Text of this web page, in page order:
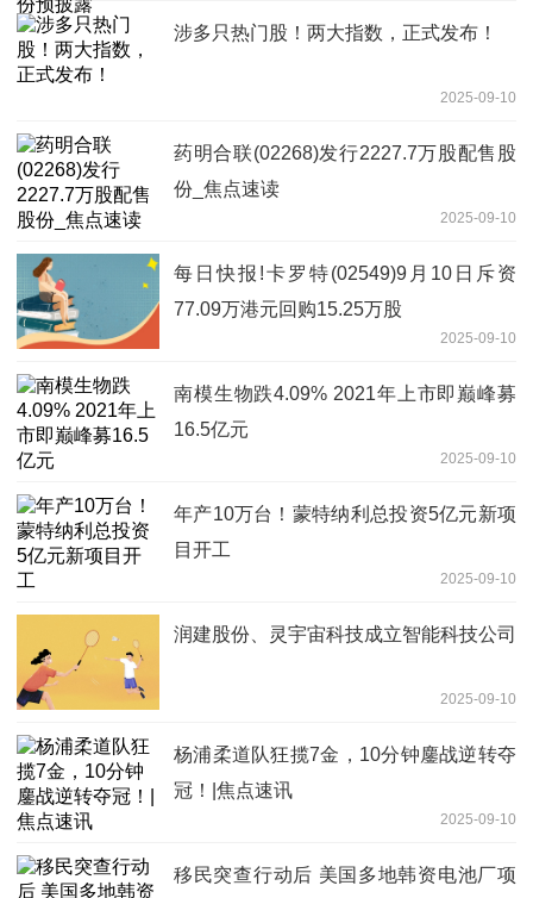
涉多只热门股！两大指数，正式发布！
2025-09-10
药明合联(02268)发行2227.7万股配售股
份_焦点速读
2025-09-10
每日快报!卡罗特(02549)9月10日斥资
77.09万港元回购15.25万股
2025-09-10
南模生物跌4.09% 2021年上市即巅峰募
16.5亿元
2025-09-10
年产10万台！蒙特纳利总投资5亿元新项
目开工
2025-09-10
润建股份、灵宇宙科技成立智能科技公司
2025-09-10
杨浦柔道队狂揽7金，10分钟鏖战逆转夺
冠！|焦点速讯
2025-09-10
移民突查行动后 美国多地韩资电池厂项